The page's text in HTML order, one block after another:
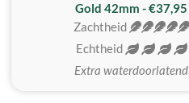
Gold 42mm - €37,95
Zachtheid
Echtheid
Extra waterdoorlatend